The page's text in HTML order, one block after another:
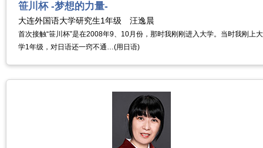
笹川杯 -梦想的力量-
大连外国语大学研究生1年级 汪逸晨
首次接触“笹川杯”是在2008年9、10月份，那时我刚刚进入大学。当时我刚上大
学1年级，对日语还一窍不通…(用日语)